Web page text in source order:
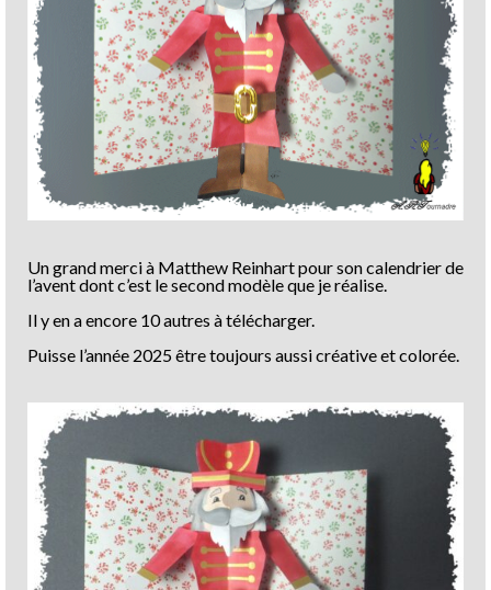
Un grand merci à Matthew Reinhart pour son calendrier de
l’avent dont c’est le second modèle que je réalise.
Il y en a encore 10 autres à télécharger.
Puisse l’année 2025 être toujours aussi créative et colorée.